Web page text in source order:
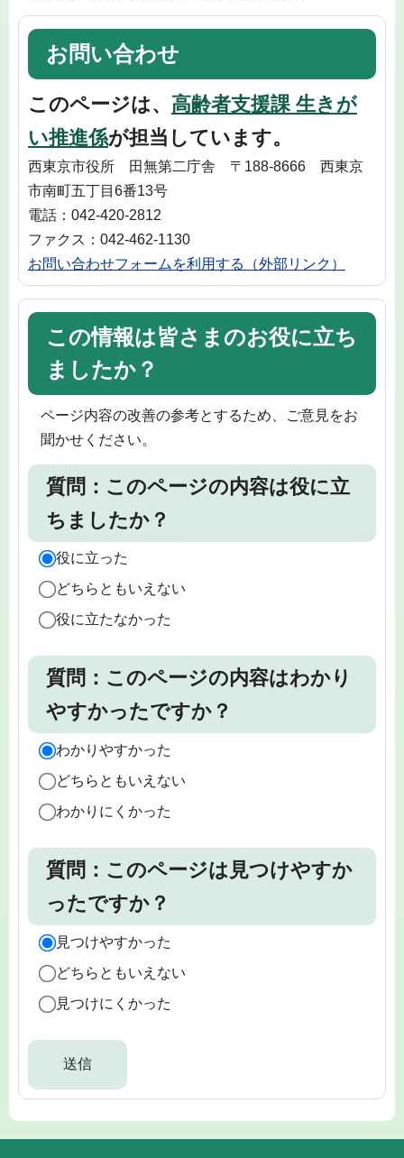
お問い合わせ
このページは、 高齢者支援課 生きが
い推進係が担当しています。
西東京市役所 田無第二庁舎 〒188-8666 西東京
市南町五丁目6番13号
電話：042-420-2812
ファクス：042-462-1130
お問い合わせフォームを利用する（外部リンク）
この情報は皆さまのお役に立ち
ましたか？
ページ内容の改善の参考とするため、ご意見をお
聞かせください。
質問：このページの内容は役に立
ちましたか？
役に立った
どちらともいえない
役に立たなかった
質問：このページの内容はわかり
やすかったですか？
わかりやすかった
どちらともいえない
わかりにくかった
質問：このページは見つけやすか
ったですか？
見つけやすかった
どちらともいえない
見つけにくかった